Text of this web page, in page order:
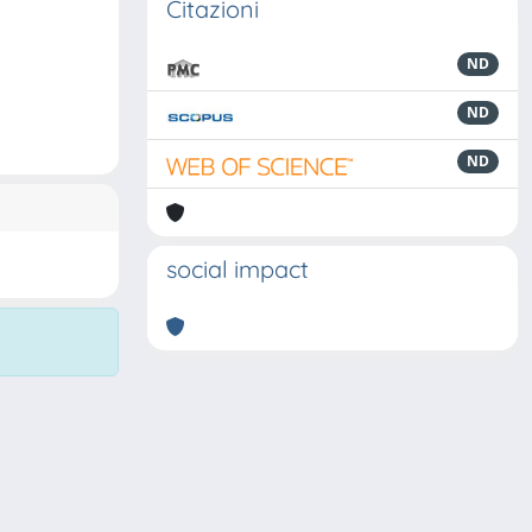
Citazioni
ND
ND
ND
social impact